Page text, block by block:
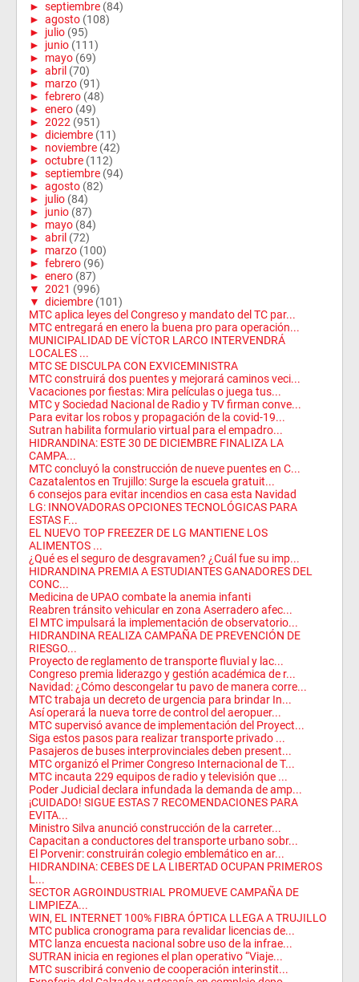
► septiembre (84)
► agosto (108)
► julio (95)
► junio (111)
► mayo (69)
► abril (70)
► marzo (91)
► febrero (48)
► enero (49)
► 2022 (951)
► diciembre (11)
► noviembre (42)
► octubre (112)
► septiembre (94)
► agosto (82)
► julio (84)
► junio (87)
► mayo (84)
► abril (72)
► marzo (100)
► febrero (96)
► enero (87)
▼ 2021 (996)
▼ diciembre (101)
MTC aplica leyes del Congreso y mandato del TC par...
MTC entregará en enero la buena pro para operación...
MUNICIPALIDAD DE VÍCTOR LARCO INTERVENDRÁ
LOCALES ...
MTC SE DISCULPA CON EXVICEMINISTRA
MTC construirá dos puentes y mejorará caminos veci...
Vacaciones por fiestas: Mira películas o juega tus...
MTC y Sociedad Nacional de Radio y TV firman conve...
Para evitar los robos y propagación de la covid-19...
Sutran habilita formulario virtual para el empadro...
HIDRANDINA: ESTE 30 DE DICIEMBRE FINALIZA LA
CAMPA...
MTC concluyó la construcción de nueve puentes en C...
Cazatalentos en Trujillo: Surge la escuela gratuit...
6 consejos para evitar incendios en casa esta Navidad
LG: INNOVADORAS OPCIONES TECNOLÓGICAS PARA
ESTAS F...
EL NUEVO TOP FREEZER DE LG MANTIENE LOS
ALIMENTOS ...
¿Qué es el seguro de desgravamen? ¿Cuál fue su imp...
HIDRANDINA PREMIA A ESTUDIANTES GANADORES DEL
CONC...
Medicina de UPAO combate la anemia infanti
Reabren tránsito vehicular en zona Aserradero afec...
El MTC impulsará la implementación de observatorio...
HIDRANDINA REALIZA CAMPAÑA DE PREVENCIÓN DE
RIESGO...
Proyecto de reglamento de transporte fluvial y lac...
Congreso premia liderazgo y gestión académica de r...
Navidad: ¿Cómo descongelar tu pavo de manera corre...
MTC trabaja un decreto de urgencia para brindar In...
Así operará la nueva torre de control del aeropuer...
MTC supervisó avance de implementación del Proyect...
Siga estos pasos para realizar transporte privado ...
Pasajeros de buses interprovinciales deben present...
MTC organizó el Primer Congreso Internacional de T...
MTC incauta 229 equipos de radio y televisión que ...
Poder Judicial declara infundada la demanda de amp...
¡CUIDADO! SIGUE ESTAS 7 RECOMENDACIONES PARA
EVITA...
Ministro Silva anunció construcción de la carreter...
Capacitan a conductores del transporte urbano sobr...
El Porvenir: construirán colegio emblemático en ar...
HIDRANDINA: CEBES DE LA LIBERTAD OCUPAN PRIMEROS
L...
SECTOR AGROINDUSTRIAL PROMUEVE CAMPAÑA DE
LIMPIEZA...
WIN, EL INTERNET 100% FIBRA ÓPTICA LLEGA A TRUJILLO
MTC publica cronograma para revalidar licencias de...
MTC lanza encuesta nacional sobre uso de la infrae...
SUTRAN inicia en regiones el plan operativo “Viaje...
MTC suscribirá convenio de cooperación interinstit...